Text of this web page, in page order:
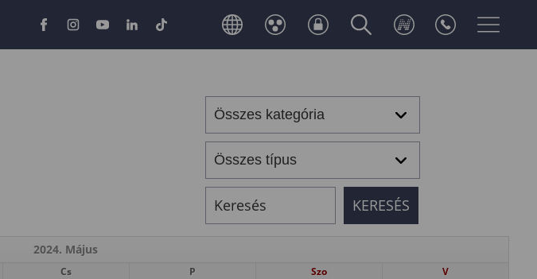
2024. Május
Cs P Szo V